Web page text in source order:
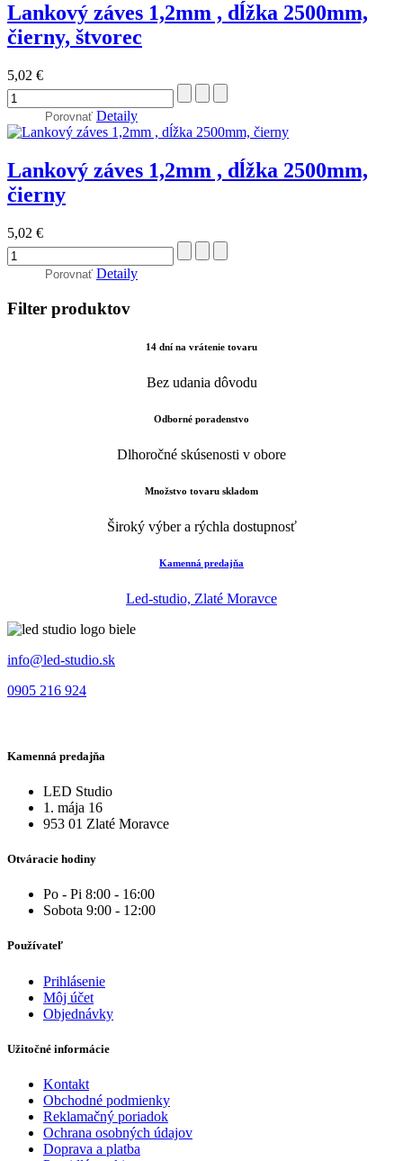
Lankový záves 1,2mm , dĺžka 2500mm,
čierny, štvorec
5,02 €
Porovnať Detaily
Lankový záves 1,2mm , dĺžka 2500mm,
čierny
5,02 €
Porovnať Detaily
Filter produktov
14 dní na vrátenie tovaru
Bez udania dôvodu
Odborné poradenstvo
Dlhoročné skúsenosti v obore
Množstvo tovaru skladom
Široký výber a rýchla dostupnosť
Kamenná predajňa
Led-studio, Zlaté Moravce
info@led-studio.sk
0905 216 924
Kamenná predajňa
LED Studio
1. mája 16
953 01 Zlaté Moravce
Otváracie hodiny
Po - Pi 8:00 - 16:00
Sobota 9:00 - 12:00
Používateľ
Prihlásenie
Môj účet
Objednávky
Užitočné informácie
Kontakt
Obchodné podmienky
Reklamačný poriadok
Ochrana osobných údajov
Doprava a platba